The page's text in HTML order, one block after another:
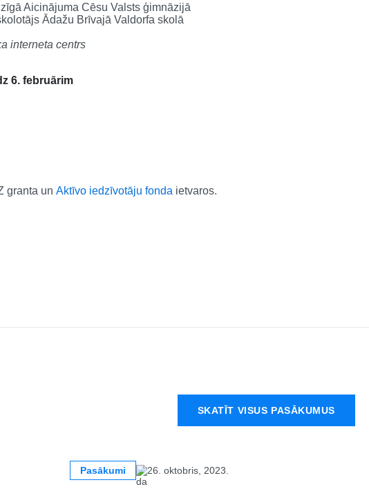
Aicinājuma Cēsu Valsts ģimnāzijā
Ādažu Brīvajā Valdorfa skolā
interneta centrs
6. februārim
granta un Aktīvo iedzīvotāju fonda ietvaros.
SKATĪT VISUS PASĀKUMUS
Pasākumi 26. oktobris, 2023.